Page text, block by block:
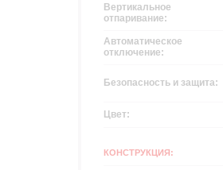
Вертикальное
отпаривание:
Автоматическое
отключение:
Безопасность и защита:
Цвет:
КОНСТРУКЦИЯ: